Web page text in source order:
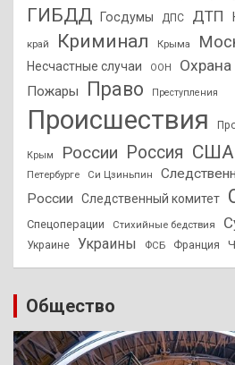
ГИБДД Госдумы ДПС ДТП
край Криминал Крыма
Несчастные случаи ООН Охрана
Пожары Право Преступления
Происшествия
Крым России Россия США
Петербурге
Си Цзиньпин
России
Следственный комитет
Спецоперации Стихийные бедствия
Украине Украины ФСБ Франция
Общество